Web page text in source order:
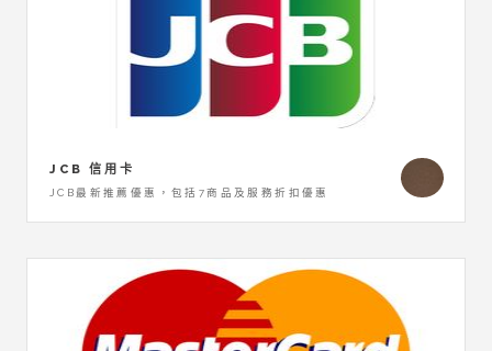
JCB 信用卡
JCB最新推薦優惠，包括7商品及服務折扣優惠